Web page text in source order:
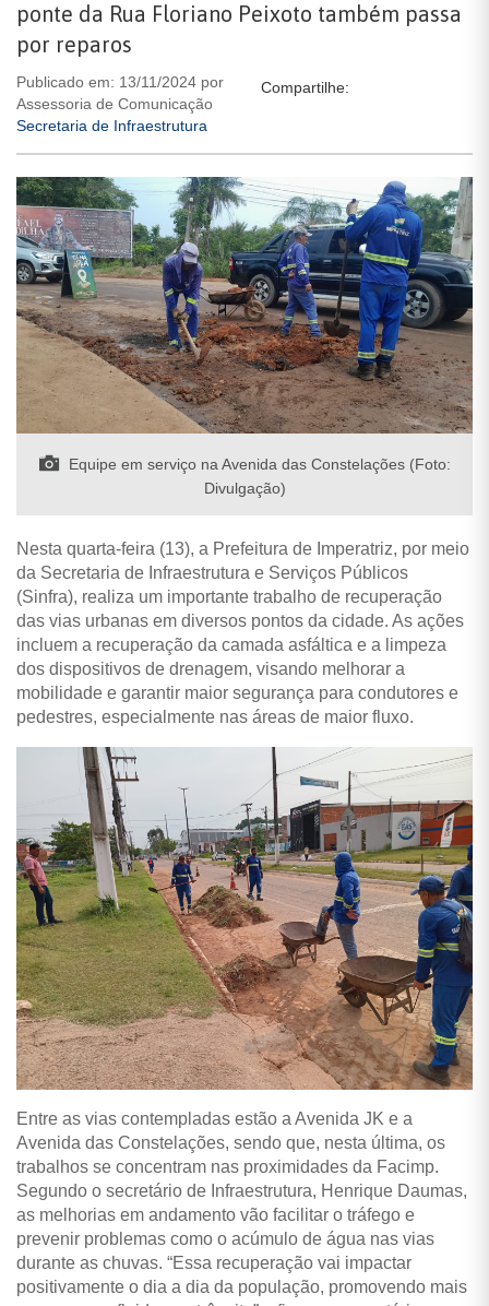
ponte da Rua Floriano Peixoto também passa
por reparos
Publicado em: 13/11/2024 por
Assessoria de Comunicação
Secretaria de Infraestrutura
Compartilhe:
Equipe em serviço na Avenida das Constelações (Foto:
Divulgação)
Nesta quarta-feira (13), a Prefeitura de Imperatriz, por meio
da Secretaria de Infraestrutura e Serviços Públicos
(Sinfra), realiza um importante trabalho de recuperação
das vias urbanas em diversos pontos da cidade. As ações
incluem a recuperação da camada asfáltica e a limpeza
dos dispositivos de drenagem, visando melhorar a
mobilidade e garantir maior segurança para condutores e
pedestres, especialmente nas áreas de maior fluxo.
Entre as vias contempladas estão a Avenida JK e a
Avenida das Constelações, sendo que, nesta última, os
trabalhos se concentram nas proximidades da Facimp.
Segundo o secretário de Infraestrutura, Henrique Daumas,
as melhorias em andamento vão facilitar o tráfego e
prevenir problemas como o acúmulo de água nas vias
durante as chuvas. “Essa recuperação vai impactar
positivamente o dia a dia da população, promovendo mais